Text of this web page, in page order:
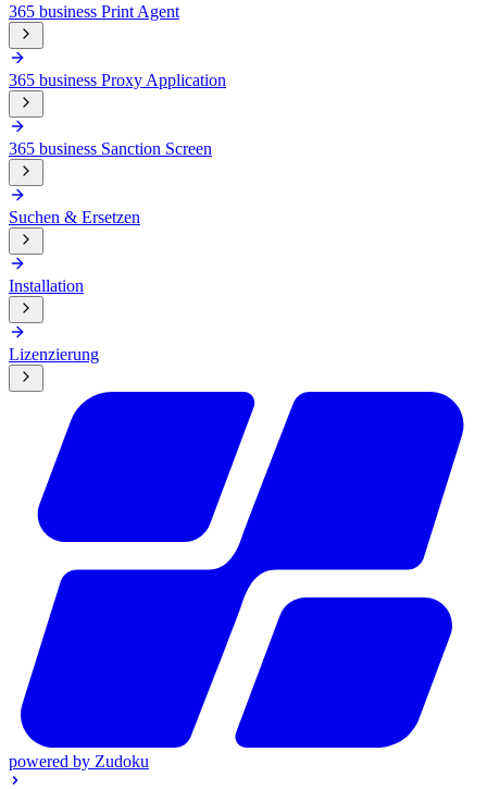
365 business Print Agent
365 business Proxy Application
365 business Sanction Screen
Suchen & Ersetzen
Installation
Lizenzierung
powered by Zudoku